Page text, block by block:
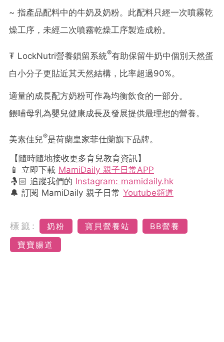
~ 指產品配料中的牛奶及奶粉。此配料只經一次噴霧乾
燥工序，未經二次噴霧乾燥工序製造成粉。
₮ LockNutri營養鎖留系統®有助保留牛奶中個別天然蛋
白小分子更貼近其天然結構，比率超過90%。
適量的成長配方奶粉可作為均衡飲食的一部分。
餵哺母乳為嬰兒健康成長及發展提供最理想的營養。
美素佳兒®是荷蘭皇家菲仕蘭旗下品牌。
【隨時隨地接收更多育兒教育資訊】
📱 立即下載 MamiDaily 親子日常APP
🤱🏻 追蹤我們的 Instagram: mamidaily.hk
🔔 訂閱 MamiDaily 親子日常 Youtube頻道
標籤: 奶粉 寶貝營養站
BB營養
寶寶腸道